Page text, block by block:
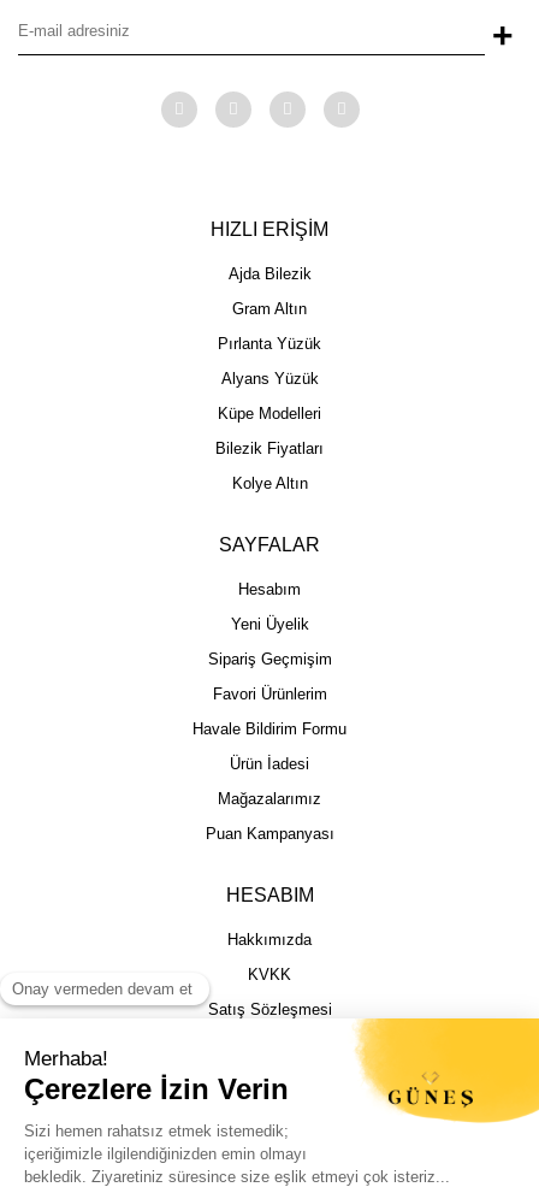
+
HIZLI ERİŞİM
Ajda Bilezik
Gram Altın
Pırlanta Yüzük
Alyans Yüzük
Küpe Modelleri
Bilezik Fiyatları
Kolye Altın
SAYFALAR
Hesabım
Yeni Üyelik
Sipariş Geçmişim
Favori Ürünlerim
Havale Bildirim Formu
Ürün İadesi
Mağazalarımız
Puan Kampanyası
HESABIM
Hakkımızda
KVKK
Satış Sözleşmesi
İptal İade Şartları
Kargo Takibi